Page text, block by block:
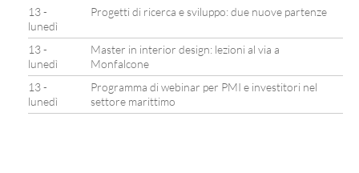
13 -
lunedì
Progetti di ricerca e sviluppo: due nuove partenze
13 -
lunedì
Master in interior design: lezioni al via a
Monfalcone
13 -
lunedì
Programma di webinar per PMI e investitori nel
settore marittimo